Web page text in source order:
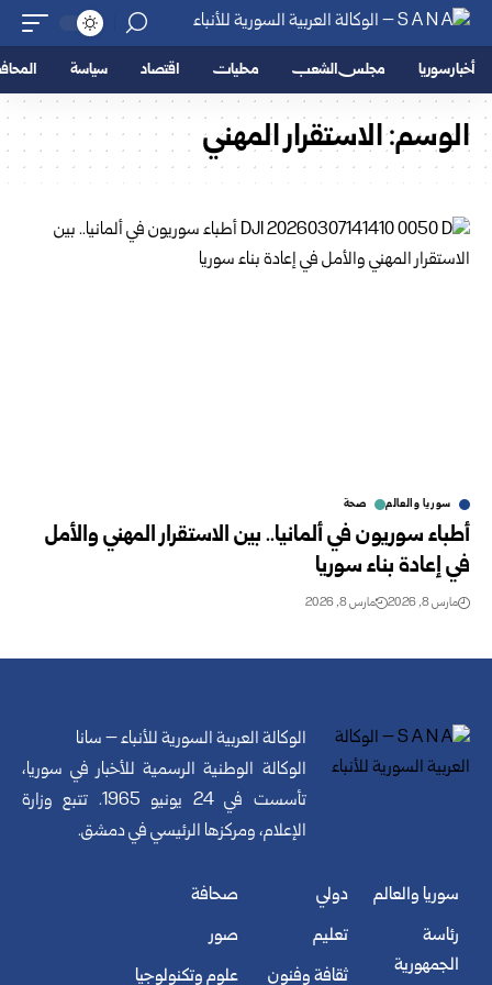
أخبار سوريا مجلس الشعب محليات اقتصاد سياسة
الوسم:الاستقرار المهني
سوريا والعالم صحة
أطباء سوريون في ألمانيا.. بين الاستقرار المهني والأمل
في إعادة بناء سوريا
مارس 8, 2026 مارس 8, 2026
الوكالة العربية السورية للأنباء – سانا
الوكالة الوطنية الرسمية للأخبار في سوريا،
تأسست في 24 يونيو 1965. تتبع وزارة
الإعلام، ومركزها الرئيسي في دمشق.
سوريا والعالم
رئاسة
الجمهورية
دولي
تعليم
ثقافة وفنون
صحافة
صور
علوم وتكنولوجيا